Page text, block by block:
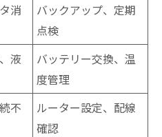
消
バックアップ、定期
点検
液
バッテリー交換、温
度管理
不
ルーター設定、配線
確認